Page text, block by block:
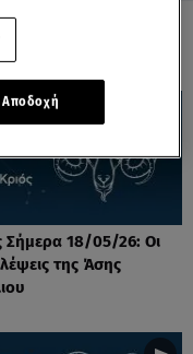
Σήμερα 18/05/26: Οι
της Άσης
Αποδοχή